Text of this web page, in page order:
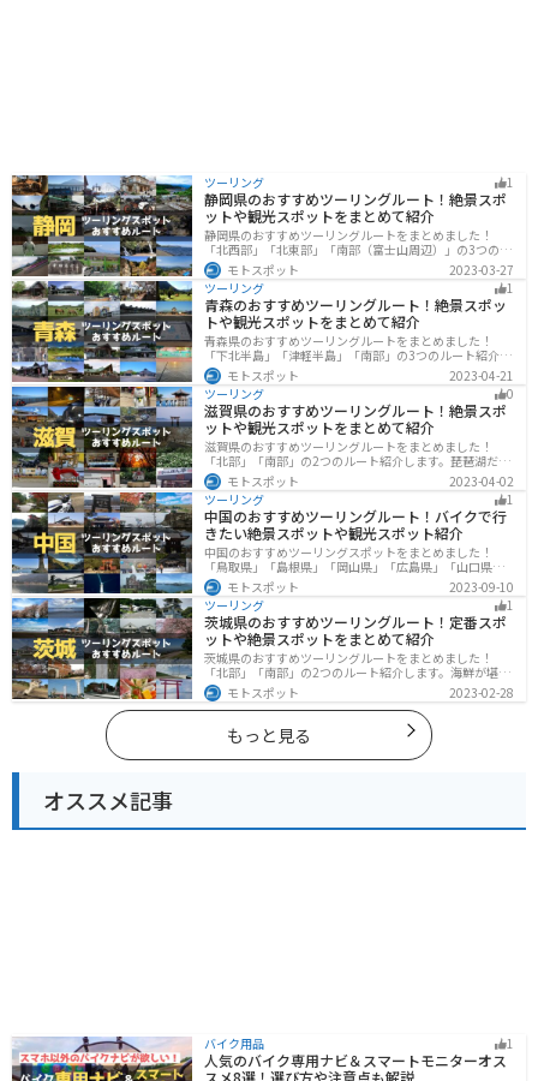
ツーリング 1
静岡県のおすすめツーリングルート！絶景スポ
ットや観光スポットをまとめて紹介
静岡県のおすすめツーリングルートをまとめました！
「北西部」「北東部」「南部（富士山周辺）」の3つのル
ート紹介します。富士山を中心に自然豊かな景色や食事
を楽しめるスポットが多数あります。バイクで静岡県に
ツーリングに行く際は参考にしてください。
モトスポット
2023-03-27
ツーリング
1
青森のおすすめツーリングルート！絶景スポッ
トや観光スポットをまとめて紹介
青森県のおすすめツーリングルートをまとめました！
「下北半島」「津軽半島」「南部」の3つのルート紹介し
ます。自然に恵まれた風光明媚な景色や歴史文化に触れ
られる観光スポットが多くあります。バイクで青森県に
ツーリングに行く際は参考にしてください。
モトスポット
2023-04-21
ツーリング
0
滋賀県のおすすめツーリングルート！絶景スポ
ットや観光スポットをまとめて紹介
滋賀県のおすすめツーリングルートをまとめました！
「北部」「南部」の2つのルート紹介します。琵琶湖だけ
でなく、比叡山ドライブウェイなどの山を楽しめるスポ
ットも多数あります。バイクで滋賀県にツーリングに行
く際は参考にしてください。
モトスポット
2023-04-02
ツーリング
1
中国のおすすめツーリングルート！バイクで行
きたい絶景スポットや観光スポット紹介
中国のおすすめツーリングスポットをまとめました！
「鳥取県」「島根県」「岡山県」「広島県」「山口県」
の各県の観光地紹介します。自然豊かな山々や湖、温泉
地が点在し、四季折々の景色を楽しめるスポットが多数
あります。バイクで中国にツーリングに行く際は参考に
してください。
モトスポット
2023-09-10
ツーリング
1
茨城県のおすすめツーリングルート！定番スポ
ットや絶景スポットをまとめて紹介
茨城県のおすすめツーリングルートをまとめました！
「北部」「南部」の2つのルート紹介します。海鮮が堪能
できる港や梅の景勝地、自然豊かな山々があるのでツー
リングにもってこいです。バイクで茨城県にツーリング
に行く際は参考にしてください。
モトスポット 2023-02-28
もっと見る
オススメ記事
バイク用品 1
人気のバイク専用ナビ＆スマートモニターオス